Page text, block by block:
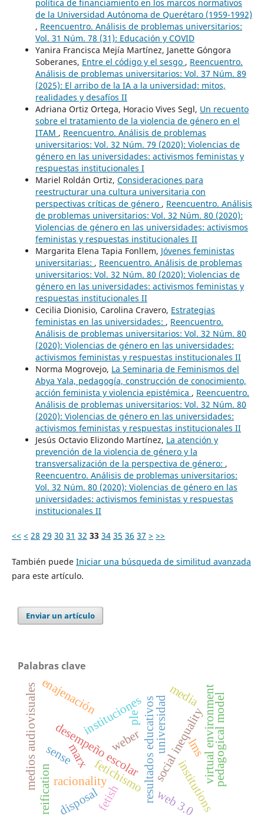
política de financiamiento en los marcos normativos
de la Universidad Autónoma de Querétaro (1959-1992)
, Reencuentro. Análisis de problemas universitarios:
Vol. 31 Núm. 78 (31): Educación y COVID
Yanira Francisca Mejía Martínez, Janette Góngora
Soberanes, Entre el código y el sesgo , Reencuentro.
Análisis de problemas universitarios: Vol. 37 Núm. 89
(2025): El arribo de la IA a la universidad: mitos,
realidades y desafíos II
Adriana Ortiz Ortega, Horacio Vives Segl, Un recuento
sobre el tratamiento de la violencia de género en el
ITAM , Reencuentro. Análisis de problemas
universitarios: Vol. 32 Núm. 79 (2020): Violencias de
género en las universidades: activismos feministas y
respuestas institucionales I
Mariel Roldán Ortiz, Consideraciones para
reestructurar una cultura universitaria con
perspectivas críticas de género , Reencuentro. Análisis
de problemas universitarios: Vol. 32 Núm. 80 (2020):
Violencias de género en las universidades: activismos
feministas y respuestas institucionales II
Margarita Elena Tapia Fonllem, Jóvenes feministas
universitarias: , Reencuentro. Análisis de problemas
universitarios: Vol. 32 Núm. 80 (2020): Violencias de
género en las universidades: activismos feministas y
respuestas institucionales II
Cecilia Dionisio, Carolina Cravero, Estrategias
feministas en las universidades: , Reencuentro.
Análisis de problemas universitarios: Vol. 32 Núm. 80
(2020): Violencias de género en las universidades:
activismos feministas y respuestas institucionales II
Norma Mogrovejo, La Seminaria de Feminismos del
Abya Yala, pedagogía, construcción de conocimiento,
acción feminista y violencia epistémica , Reencuentro.
Análisis de problemas universitarios: Vol. 32 Núm. 80
(2020): Violencias de género en las universidades:
activismos feministas y respuestas institucionales II
Jesús Octavio Elizondo Martínez, La atención y
prevención de la violencia de género y la
transversalización de la perspectiva de género: ,
Reencuentro. Análisis de problemas universitarios:
Vol. 32 Núm. 80 (2020): Violencias de género en las
universidades: activismos feministas y respuestas
institucionales II
<< < 28 29 30 31 32 33 34 35 36 37 > >>
También puede Iniciar una búsqueda de similitud avanzada
para este artículo.
Enviar un artículo
Palabras clave
universidad
fetichismoresultados educativos
desempeño escolar social inequality
racionality
weber
institutions
instituciones
fetish
disposal
reification
enajenación
marx
media
medios audiovisuales virtual environment
ple
lms
web 3.0
pedagogical model
sense